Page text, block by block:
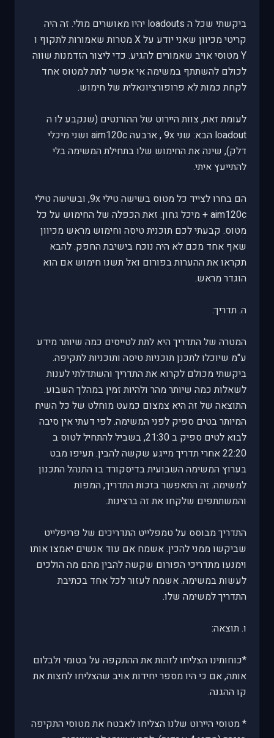
ביקשתי שכל ה loadouts יהיו מאושרים מולי. זה היה
קריטי מכיוון שאני יודע על X מטרות שאמורות לתקוף ו
Y מטוסי אויב שאמורים להגיע. כדי ליצור הזדמנות שווה
לכולם להשתתף במשימה אי אפשר לתת למטוס אחד
לקחת כמות לא פרופורציונאלית של חימוש.
לעומת זאת, צוות היירוט של ההורנטים (שנקבע לו ה
loadout הבא: שני 9x , ארבעה aim120c ושני מיכלי
דלק), שינה את החימוש שלו בתחילת המשימה בלי
להתייעץ איתי.
הם בחרו לצייד כל מטוס בשישה טילי 9x, ובשישה טילי
aim120c + מיכל גחון. זאת הכפלה של החימוש על כל
מטוס. קבעתי לכם תוכנית טיסה וחימוש מראש מכיוון
שאף אחד מכם לא היה נוכח בישיבת החפק. להבא
תקראו את ההערות בפורום ואל תשנו חימוש אם הוא
הוגדר מראש.
ה. תדריך:
המטרה של התדריך היא לתת לטייסים כמה שיותר מידע
ע"מ שיוכלו לתכנן תוכניות טיסה ותוכניות לתקיפה.
ביקשתי מכולם לקרוא את התדריך והשתדלתי לענות
לשאלות כמה שיותר מהר ולהיות זמין במהלך השבוע.
התוצאה של זה היא צמצום כמעט מוחלט של כל השיח
המיותר בטים ספיק לפני המשימה. לפי דעתי אין סיבה
לבוא לטים ספיק ב 21:30, בשביל להתחיל לטוס ב
22:20 אחרי תדריך מייגע שקשה להבין. תעיפו מבט
בערוץ המשימה השבועית בדיסקורד בו התנהל התכנון
למשימה. זה התאפשר בזכות התדריך, המפות
והמשתתפים שלקחו את זה ברצינות.
התדריך מבוסס על טמפלייט התדריכים של פריפלייט
שביקשו ממני להכין. אשמח אם עוד אנשים יאמצו אותו
וימנעו מתדריכי הפורום שקשה להבין מהם מה הולכים
לעשות במשימה. אשמח לעזור לכל אחד בכתיבת
התדריך למשימה שלו.
ו. תוצאה:
*כוחותינו הצליחו לזהות את ההתקפה על בטומי ולבלום
אותה, אם כי היו מספר יחידות אויב שהצליחו לחצות את
קו ההגנה.
* מטוסי היירוט שלנו הצליחו לאבטח את מטוסי התקיפה